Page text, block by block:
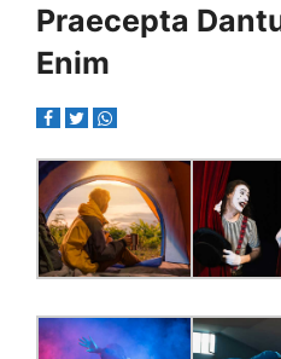
Praecepta
Enim